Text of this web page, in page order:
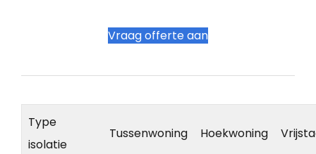
Vraag offerte aan
Type
isolatie
Tussenwoning Hoekwoning